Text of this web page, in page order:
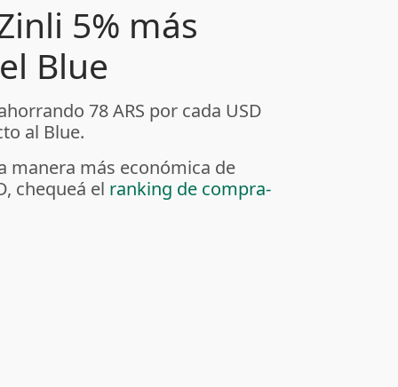
5% más
Blue
78 ARS por cada USD
al Blue.
manera más económica de
chequeá el ranking de compra-